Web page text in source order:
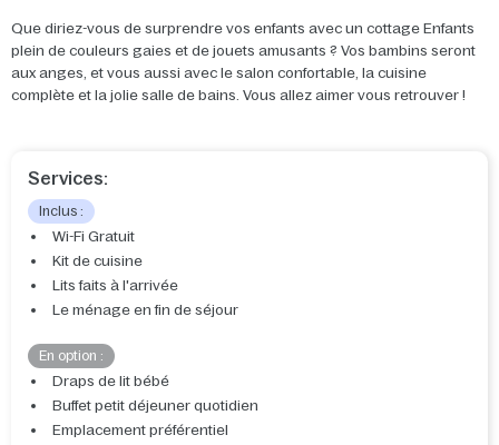
Que diriez-vous de surprendre vos enfants avec un cottage Enfants
plein de couleurs gaies et de jouets amusants ? Vos bambins seront
aux anges, et vous aussi avec le salon confortable, la cuisine
complète et la jolie salle de bains. Vous allez aimer vous retrouver !
Services:
Inclus :
Wi-Fi Gratuit
Kit de cuisine
Lits faits à l'arrivée
Le ménage en fin de séjour
En option :
Draps de lit bébé
Buffet petit déjeuner quotidien
Emplacement préférentiel